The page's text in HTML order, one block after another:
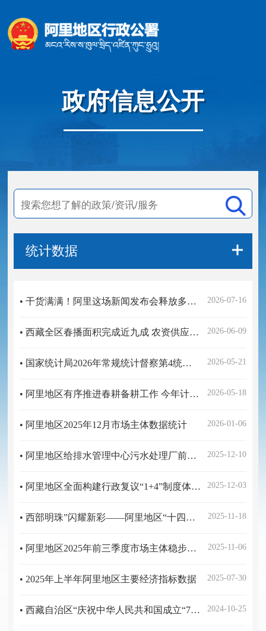
政府信息公开
统计数据
2026-07-16
• 干货满满！阿里这场新闻发布会释放多个信号
2026-06-09
• 西藏全区春播面积完成近九成 农资供应总体充足
2026-05-21
• 国家统计局2026年常规统计督察第4统计督察组进驻西藏自治区开展统计督察
2026-05-18
• 阿里地区有序推进春耕备耕工作 今年计划完成粮食播种面积2.87万亩
2026-01-06
• 阿里地区2025年12月市场主体数据统计
2025-12-10
• 阿里地区给排水管理中心污水处理厂前三季度运行报告
2025-12-03
• 阿里地区全面构建行政复议“1+4”制度体系以制度创新推动行政争议实质化解提质增效
2025-11-18
• 西部明珠”闪耀新彩——阿里地区“十四五”时期经济社会发展回顾
2025-11-06
• 阿里地区2025年前三季度市场主体稳步增长
2025-07-30
• 2025年上半年阿里地区主要经济指标数据
2024-10-25
• 西藏自治区“庆祝中华人民共和国成立“75周年”系列主题第十四场新闻发布会——介绍阿里地区今年以来经济社会发展情况